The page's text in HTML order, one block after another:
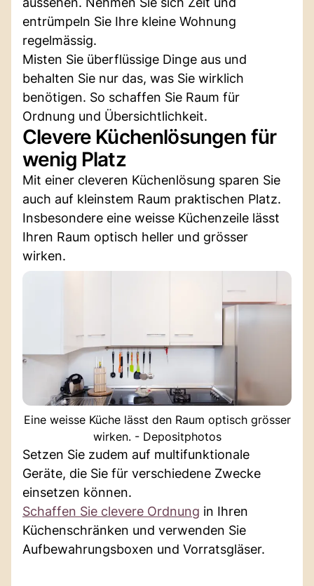
entrümpeln Sie Ihre kleine Wohnung
regelmässig.
Misten Sie überflüssige Dinge aus und
behalten Sie nur das, was Sie wirklich
benötigen. So schaffen Sie Raum für
Ordnung und Übersichtlichkeit.
Clevere Küchenlösungen für
wenig Platz
Mit einer cleveren Küchenlösung sparen Sie
auch auf kleinstem Raum praktischen Platz.
Insbesondere eine weisse Küchenzeile lässt
Ihren Raum optisch heller und grösser
wirken.
Eine weisse Küche lässt den Raum optisch grösser
wirken. - Depositphotos
Setzen Sie zudem auf multifunktionale
Geräte, die Sie für verschiedene Zwecke
einsetzen können.
Schaffen Sie clevere Ordnung in Ihren
Küchenschränken und verwenden Sie
Aufbewahrungsboxen und Vorratsgläser.